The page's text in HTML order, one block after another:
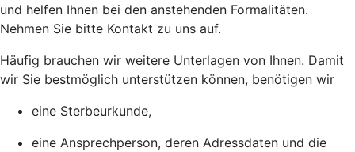
und helfen Ihnen bei den anstehenden Formalitäten.
Nehmen Sie bitte Kontakt zu uns auf.
Häufig brauchen wir weitere Unterlagen von Ihnen. Damit
wir Sie bestmöglich unterstützen können, benötigen wir
eine Sterbeurkunde,
eine Ansprechperson, deren Adressdaten und die